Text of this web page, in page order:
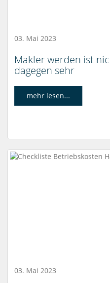
03. Mai 2023
Makler werden ist
dagegen sehr
mehr lesen...
03. Mai 2023